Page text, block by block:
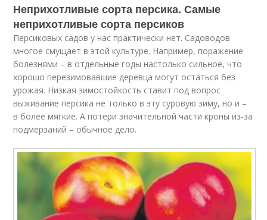
Неприхотливые сорта персика. Самые
неприхотливые сорта персиков
Персиковых садов у нас практически нет. Садоводов
многое смущает в этой культуре. Например, поражение
болезнями – в отдельные годы настолько сильное, что
хорошо перезимовавшие деревца могут остаться без
урожая. Низкая зимостойкость ставит под вопрос
выживание персика не только в эту суровую зиму, но и –
в более мягкие. А потери значительной части кроны из-за
подмерзаний – обычное дело.